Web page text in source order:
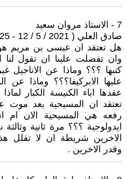
7 - الاستاذ مروان سعيد
صادق العلي ( 2021 / 5 / 12 - 22:25 )
هل تعتقد ان عيسى بن مريم
وان تفضلت علينا ان تقول لنا
كتبها ؟؟؟ وماذا عن الاناجيل
عليها الابركيفا؟؟؟ وماذا عن
عقدها اباء الكنيسة الكبار
تعتقد ان المسيحية بعد
رفعه هي المسيحية الان ام
ايدولوجية ؟؟؟ مرة ثانية
الاخرين شريطة ان لا تقلل
وقدر الاخرين .